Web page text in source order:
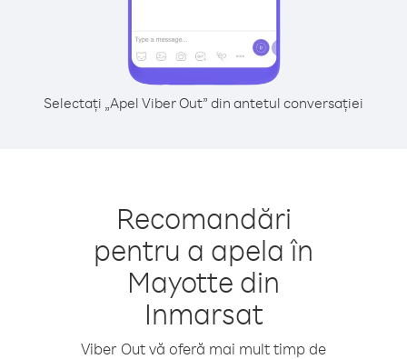
Selectați „Apel Viber Out” din antetul conversației
Recomandări
pentru a apela în
Mayotte din
Inmarsat
Viber Out vă oferă mai mult timp de